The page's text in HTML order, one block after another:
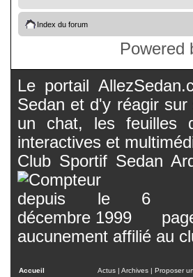
Index du forum
Powered
Le portail
Sedan et d'y réagir
un chat, les feuilles
interactives et
Club Sportif Sedan
aucunement affilié au
Accueil Actus | Archives | Proposer